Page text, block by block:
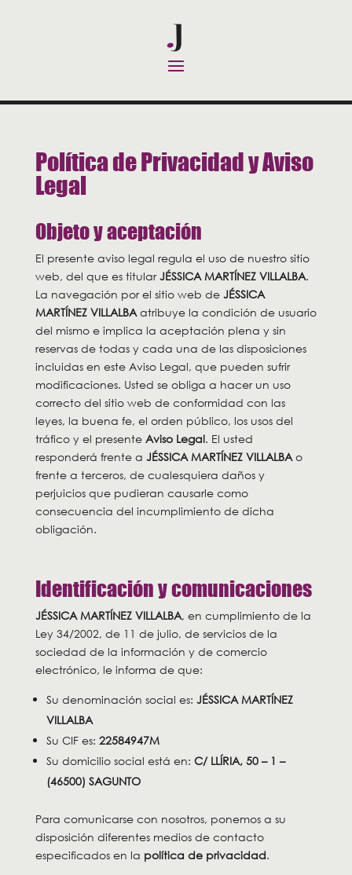
Política de Privacidad y Aviso
Legal
Objeto y aceptación
El presente aviso legal regula el uso de nuestro sitio
web, del que es titularJÉSSICA MARTÍNEZ VILLALBA.
La navegación por el sitio web de JÉSSICA
MARTÍNEZ VILLALBAatribuye la condición de usuario
del mismo e implica la aceptación plena y sin
reservas de todas y cada una de las disposiciones
incluidas en este Aviso Legal, que pueden sufrir
modificaciones. Usted se obliga a hacer un uso
correcto del sitio web de conformidad con las
leyes, la buena fe, el orden público, los usos del
tráfico y el presente Aviso Legal. El usted
responderá frente a JÉSSICA MARTÍNEZ VILLALBAo
frente a terceros, de cualesquiera daños y
perjuicios que pudieran causarle como
consecuencia del incumplimiento de dicha
obligación.
Identificación y comunicaciones
JÉSSICA MARTÍNEZ VILLALBA, en cumplimiento de la
Ley 34/2002, de 11 de julio, de servicios de la
sociedad de la información y de comercio
electrónico, le informa de que:
Su denominación social es: JÉSSICA MARTÍNEZ
VILLALBA
Su CIF es: 22584947M
Su domicilio social está en: C/ LLÍRIA, 50 – 1 –
(46500) SAGUNTO
Para comunicarse con nosotros, ponemos a su
disposición diferentes medios de contacto
especificados en la política de privacidad.